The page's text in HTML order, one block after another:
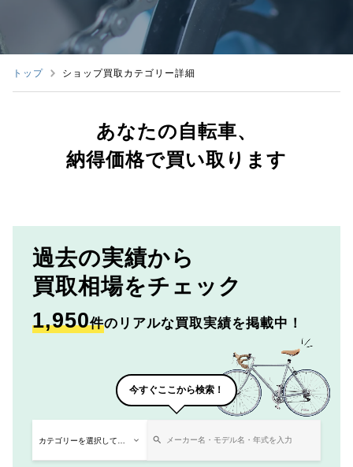
トップ ショップ買取カテゴリー詳細
あなたの自転車、
納得価格で買い取ります
過去の実績から
買取相場をチェック
1,950件のリアルな買取実績を掲載中！
今すぐここから検索！